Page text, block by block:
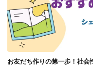
お友だち作りの第一歩！社